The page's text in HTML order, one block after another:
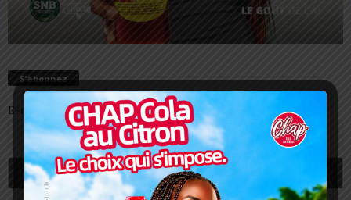
S’abonnez
E-mail